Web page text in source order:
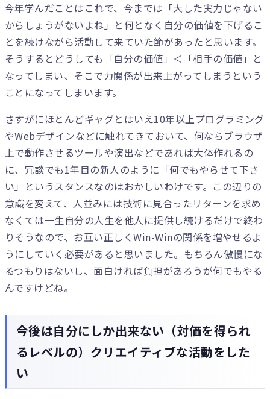
今年学んだことはこれで、今までは「大した実力じゃない
からしょうがないよね」と何となく自分の価値を下げるこ
とを続けながら活動して来ていた節があったと思います。
そうするとどうしても「自分の価値」＜「相手の価値」と
なってしまい、そこで力関係が出来上がってしまうという
ことになってしまいます。
さすがにほとんどギャグとはいえ10年以上プログラミング
やWebデザインなどに触れてきておいて、何ならブラウザ
上で動作させるツールや演出などであれば大体作れるの
に、冗談でも1年目の新人のように「何でもやらせて下さ
い」というスタンスなのはおかしいわけです。この辺りの
意識を変えて、人並みには技術に見合ったリターンを求め
なくては一生自分の人生を他人に提供し続けるだけで終わ
りそうなので、お互い正しくWin-Winの関係を増やせるよ
うにしていく必要があると思いました。もちろん傲慢にな
るつもりはないし、面白ければ負担があろうが何でもやる
んですけどね。
今後は自分にしか出来ない（対価を得られ
るレベルの）クリエイティブな活動をした
い